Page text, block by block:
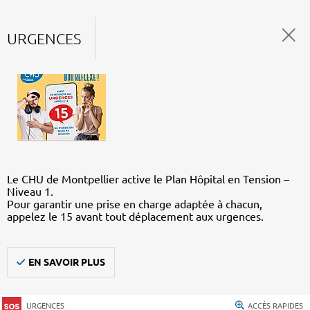
URGENCES
Le CHU de Montpellier active le Plan Hôpital en Tension –
Niveau 1.
Pour garantir une prise en charge adaptée à chacun,
appelez le 15 avant tout déplacement aux urgences.
EN SAVOIR PLUS
URGENCES ACCÈS RAPIDES